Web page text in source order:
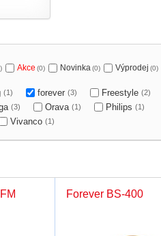
Akce (0) Novinka(0) Výprodej (0)
(1) forever (3) Freestyle (2)
(3) Orava (1) Philips (1)
Vivanco (1)
Forever BS-400